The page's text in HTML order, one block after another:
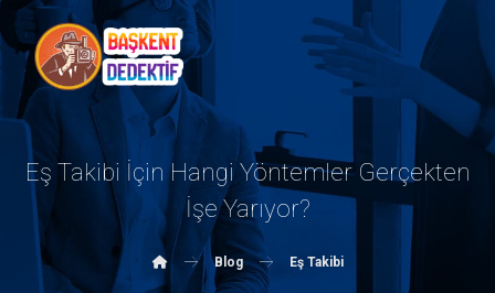
Eş Takibi İçin Hangi Yöntemler Gerçekten
İşe Yarıyor?
Blog Eş Takibi